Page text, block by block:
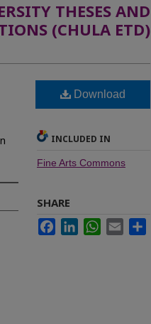
THESES AND
(CHULA ETD)
Download
INCLUDED IN
Fine Arts Commons
SHARE
FacebookLinkedInWhatsApp
Email